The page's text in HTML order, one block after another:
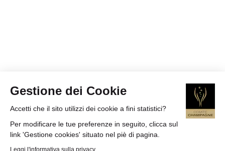
Gestione dei Cookie
Accetti che il sito utilizzi dei cookie a fini statistici?
Per modificare le tue preferenze in seguito, clicca sul
link 'Gestione cookies' situato nel piè di pagina.
Leggi l'informativa sulla privacy